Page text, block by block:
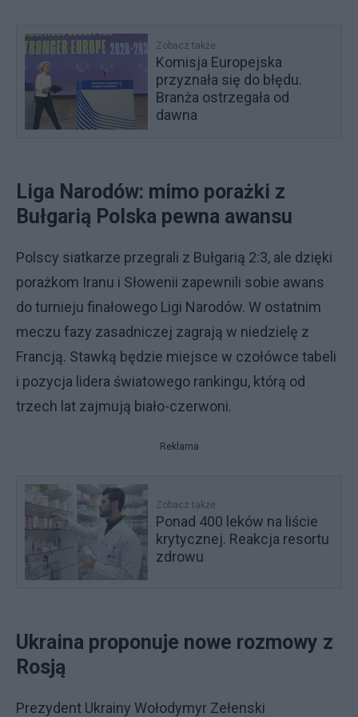
Zobacz także
Komisja Europejska
przyznała się do błędu.
Branża ostrzegała od
dawna
Liga Narodów: mimo porażki z
Bułgarią Polska pewna awansu
Polscy siatkarze przegrali z Bułgarią 2:3, ale dzięki
porażkom Iranu i Słowenii zapewnili sobie awans
do turnieju finałowego Ligi Narodów. W ostatnim
meczu fazy zasadniczej zagrają w niedzielę z
Francją. Stawką będzie miejsce w czołówce tabeli
i pozycja lidera światowego rankingu, którą od
trzech lat zajmują biało-czerwoni.
Reklama
Zobacz także
Ponad 400 leków na liście
krytycznej. Reakcja resortu
zdrowu
Ukraina proponuje nowe rozmowy z
Rosją
Prezydent Ukrainy Wołodymyr Zełenski